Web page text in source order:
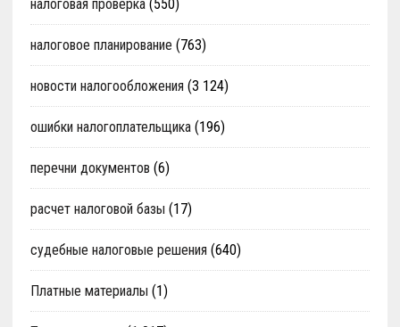
налоговая проверка(550)
налоговое планирование (763)
новости налогообложения (3 124)
ошибки налогоплательщика(196)
перечни документов (6)
расчет налоговой базы (17)
судебные налоговые решения (640)
Платные материалы (1)